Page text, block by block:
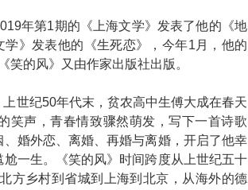
年第1期的《上海文学》发表了他的《地
》发表他的《生死恋》，今年1月，他的
笑的风》又由作家出版社出版。
纪50年代末，贫农高中生傅大成在春天
笑声，青春情致骤然萌发，写下一首诗歌
、婚外恋、离婚、再婚与离婚，开启了他幸
一生。《笑的风》时间跨度从上世纪五十
方乡村到省城到上海到北京，从海外的德